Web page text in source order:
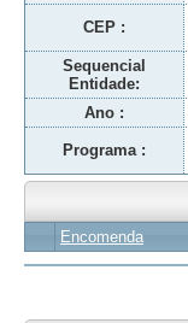
CEP :
Sequencial
Entidade:
Ano :
Programa :
Encomenda